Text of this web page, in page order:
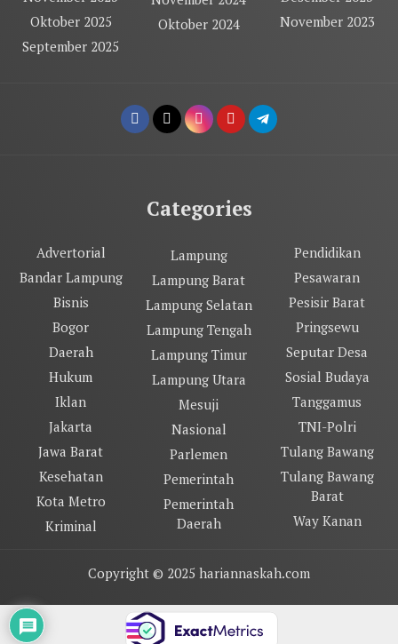
Oktober 2025
September 2025
Oktober 2024
November 2023
Categories
Advertorial
Bandar Lampung
Bisnis
Bogor
Daerah
Hukum
Iklan
Jakarta
Jawa Barat
Kesehatan
Kota Metro
Kriminal
Lampung
Lampung Barat
Lampung Selatan
Lampung Tengah
Lampung Timur
Lampung Utara
Mesuji
Nasional
Parlemen
Pemerintah
Pemerintah
Daerah
Pendidikan
Pesawaran
Pesisir Barat
Pringsewu
Seputar Desa
Sosial Budaya
Tanggamus
TNI-Polri
Tulang Bawang
Tulang Bawang
Barat
Way Kanan
Copyright © 2025 hariannaskah.com